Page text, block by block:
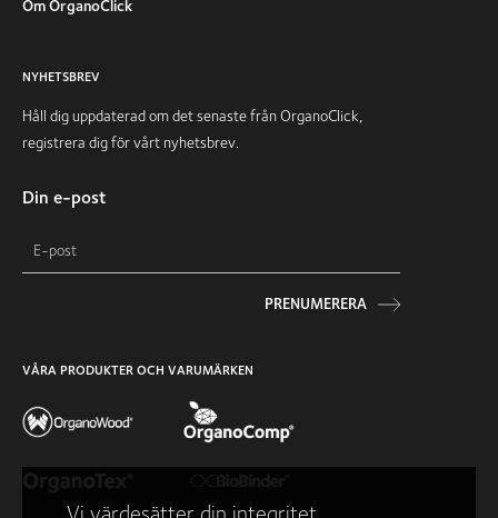
Om OrganoClick
NYHETSBREV
Håll dig uppdaterad om det senaste från OrganoClick,
registrera dig för vårt nyhetsbrev.
Din e-post
PRENUMERERA
VÅRA PRODUKTER OCH VARUMÄRKEN